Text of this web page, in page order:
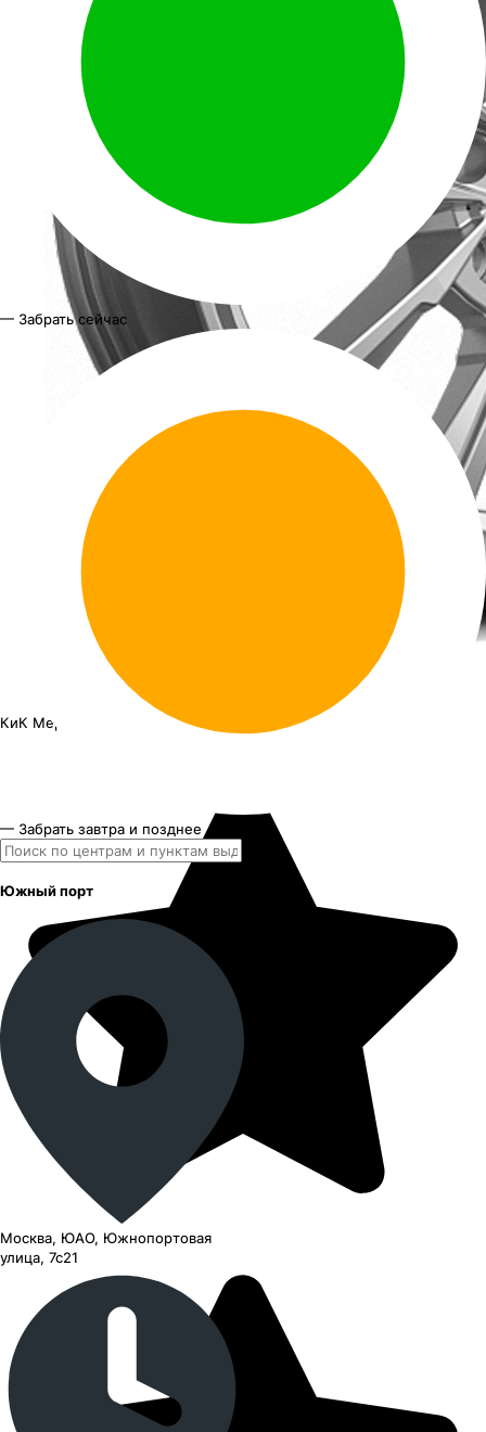
КиК Меренге 17"x7.5J PCD 5x115 ЕТ 40 ЦО 70.2
— Забрать сейчас
— Забрать завтра и позднее
Южный порт
Москва, ЮАО, Южнопортовая
улица, 7с21